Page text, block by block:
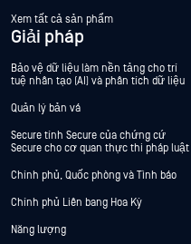
Xem tất cả sản phẩm
Giải pháp
Bảo vệ dữ liệu làm nền tảng cho trí
tuệ nhân tạo (AI) và phân tích dữ liệu
Quản lý bản vá
Secure tính Secure của chứng cứ
Secure cho cơ quan thực thi pháp luật
Chính phủ, Quốc phòng và Tình báo
Chính phủ Liên bang Hoa Kỳ
Năng lượng